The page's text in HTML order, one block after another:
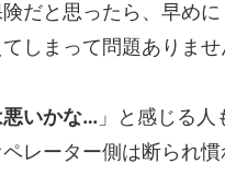
だと思ったら、早めに
てしまって問題ありませ
悪いかな… 」と感じる人
レーター側は断られ慣